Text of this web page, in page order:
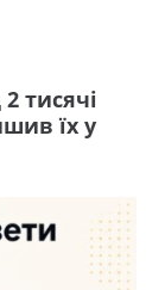
тисячі
їх у